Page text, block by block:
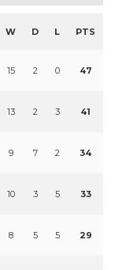
W D L PTS
15 2 0 47
13 2 3 41
9 7 2 34
10 3 5 33
8 5 5 29